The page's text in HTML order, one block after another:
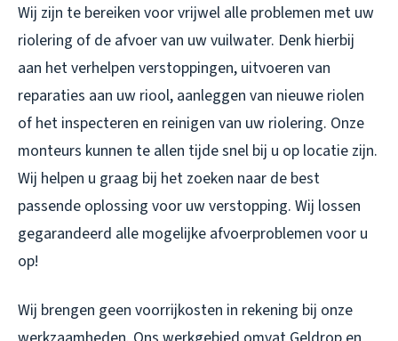
Wij zijn te bereiken voor vrijwel alle problemen met uw
riolering of de afvoer van uw vuilwater. Denk hierbij
aan het verhelpen verstoppingen, uitvoeren van
reparaties aan uw riool, aanleggen van nieuwe riolen
of het inspecteren en reinigen van uw riolering. Onze
monteurs kunnen te allen tijde snel bij u op locatie zijn.
Wij helpen u graag bij het zoeken naar de best
passende oplossing voor uw verstopping. Wij lossen
gegarandeerd alle mogelijke afvoerproblemen voor u
op!
Wij brengen geen voorrijkosten in rekening bij onze